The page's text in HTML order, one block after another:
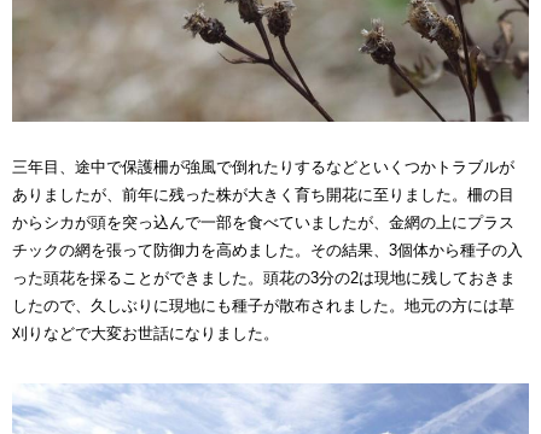
三年目、途中で保護柵が強風で倒れたりするなどといくつかトラブルが
ありましたが、前年に残った株が大きく育ち開花に至りました。柵の目
からシカが頭を突っ込んで一部を食べていましたが、金網の上にプラス
チックの網を張って防御力を高めました。その結果、3個体から種子の入
った頭花を採ることができました。頭花の3分の2は現地に残しておきま
したので、久しぶりに現地にも種子が散布されました。地元の方には草
刈りなどで大変お世話になりました。